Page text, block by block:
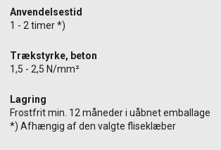
Anvendelsestid
1 - 2 timer *)
Trækstyrke, beton
1,5 - 2,5 N/mm²
Lagring
Frostfrit min. 12 måneder i uåbnet emballage
*) Afhængig af den valgte fliseklæber